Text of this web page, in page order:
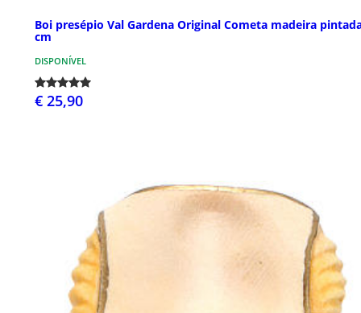
Boi presépio Val Gardena Original Cometa madeira
cm
DISPONÍVEL
€ 25,90